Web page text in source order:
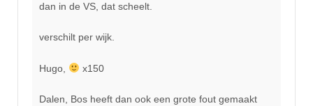
dan in de VS, dat scheelt.
verschilt per wijk.
Hugo, x150
Dalen, Bos heeft dan ook een grote fout gemaakt